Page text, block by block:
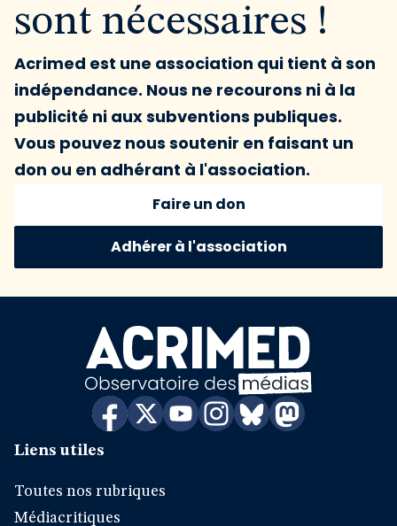
sont nécessaires !
Acrimed est une association qui tient à son
indépendance. Nous ne recourons ni à la
publicité ni aux subventions publiques.
Vous pouvez nous soutenir en faisant un
don ou en adhérant à l'association.
Faire un don
Adhérer à l'association
Liens utiles
Toutes nos rubriques
Médiacritiques